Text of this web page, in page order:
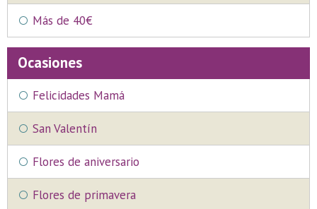
Más de 40€
Ocasiones
Felicidades Mamá
San Valentín
Flores de aniversario
Flores de primavera